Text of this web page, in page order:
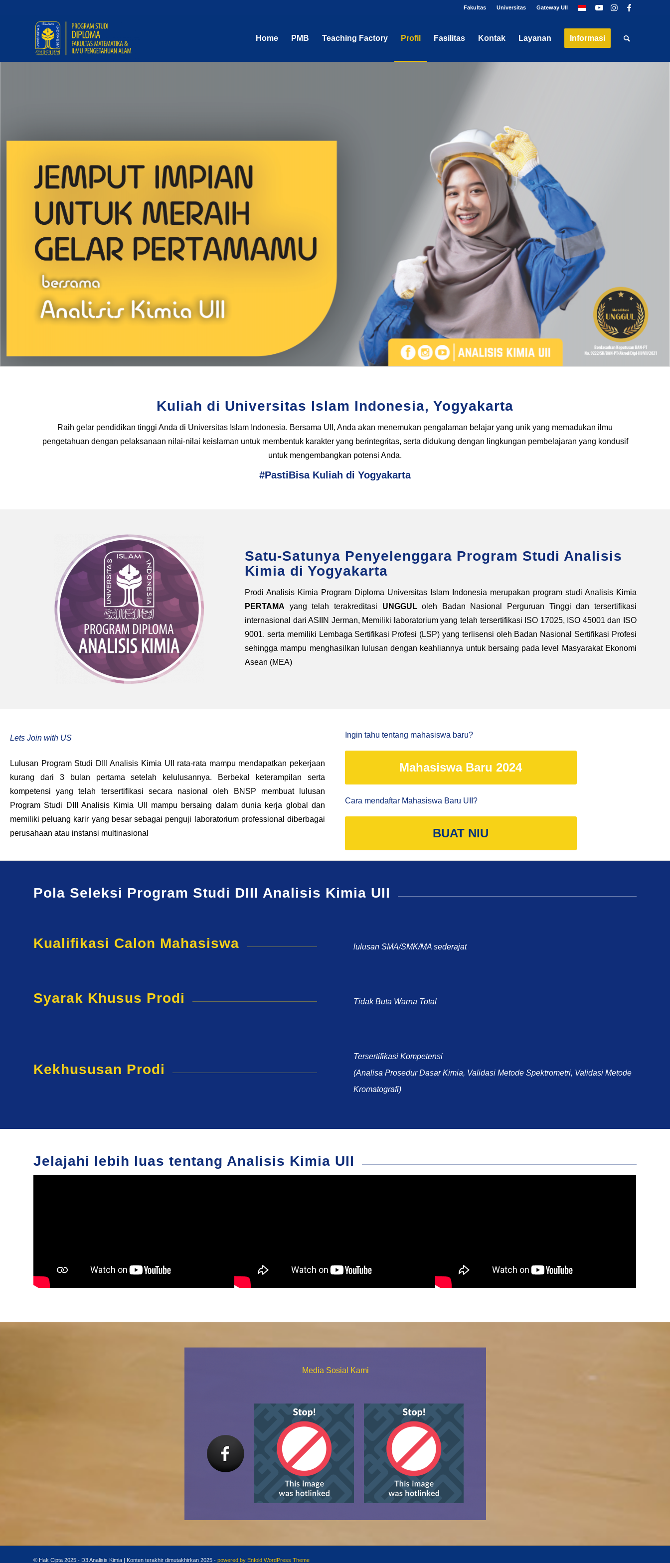
Fakultas Universitas Gateway UII
Home PMB Teaching Factory Profil Fasilitas Kontak Layanan Informasi
Kuliah di Universitas Islam Indonesia, Yogyakarta
Raih gelar pendidikan tinggi Anda di Universitas Islam Indonesia. Bersama UII, Anda akan menemukan pengalaman belajar yang unik yang memadukan ilmu
pengetahuan dengan pelaksanaan nilai-nilai keislaman untuk membentuk karakter yang berintegritas, serta didukung dengan lingkungan pembelajaran yang kondusif
untuk mengembangkan potensi Anda.
#PastiBisa Kuliah di Yogyakarta
Satu-Satunya Penyelenggara Program Studi Analisis
Kimia di Yogyakarta
Prodi Analisis Kimia Program Diploma Universitas Islam Indonesia merupakan program studi Analisis Kimia
PERTAMA yang telah terakreditasi UNGGULoleh Badan Nasional Perguruan Tinggi dan tersertifikasi
internasional dari ASIIN Jerman, Memiliki laboratorium yang telah tersertifikasi ISO 17025, ISO 45001 dan ISO
9001. serta memiliki Lembaga Sertifikasi Profesi (LSP) yang terlisensi oleh Badan Nasional Sertifikasi Profesi
sehingga mampu menghasilkan lulusan dengan keahliannya untuk bersaing pada level Masyarakat Ekonomi
Asean (MEA)
Lets Join with US
Lulusan Program Studi DIII Analisis Kimia UII rata-rata mampu mendapatkan pekerjaan
kurang dari 3 bulan pertama setelah kelulusannya. Berbekal keterampilan serta
kompetensi yang telah tersertifikasi secara nasional oleh BNSP membuat lulusan
Program Studi DIII Analisis Kimia UII mampu bersaing dalam dunia kerja global dan
memiliki peluang karir yang besar sebagai penguji laboratorium professional diberbagai
perusahaan atau instansi multinasional
Ingin tahu tentang mahasiswa baru?
Mahasiswa Baru 2024
Cara mendaftar Mahasiswa Baru UII?
BUAT NIU
Pola Seleksi Program Studi DIII Analisis Kimia UII
Kualifikasi Calon Mahasiswa lulusan SMA/SMK/MA sederajat
Syarak Khusus Prodi Tidak Buta Warna Total
Kekhususan Prodi
Tersertifikasi Kompetensi
(Analisa Prosedur Dasar Kimia, Validasi Metode Spektrometri, Validasi Metode
Kromatografi)
Jelajahi lebih luas tentang Analisis Kimia UII
Media Sosial Kami
© Hak Cipta 2025 - D3 Analisis Kimia | Konten terakhir dimutakhirkan 2025 - powered by Enfold WordPress Theme